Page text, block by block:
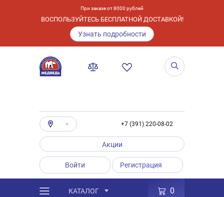
При заказе от 8000 рублей
ВОСПОЛЬЗУЙТЕСЬ БЕСПЛАТНОЙ ДОСТАВКОЙ!
Узнать подробности
+7 (391) 220-08-02
Акции
Войти Регистрация
КАТАЛОГ 0
Каталог / Товары
Аккумуляторы